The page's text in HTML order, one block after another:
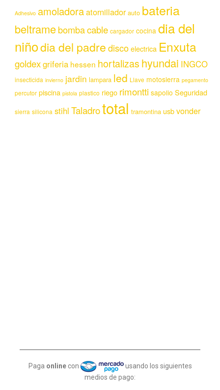
Adhesivo amoladoraatornillador auto bateria
beltramebombacable cargador cocina dia del
niñodia del padrediscoelectrica Enxuta
goldexgriferia hessen hortalizas hyundai INGCO
insecticida invierno jardin lampara led Llave motosierra pegamento
percutor piscina pistola plastico riego rimontti sapolio Seguridad
sierra silicona stihl Taladrototal tramontina usbvonder
Paga online con
usando los siguientes
medios de pago: